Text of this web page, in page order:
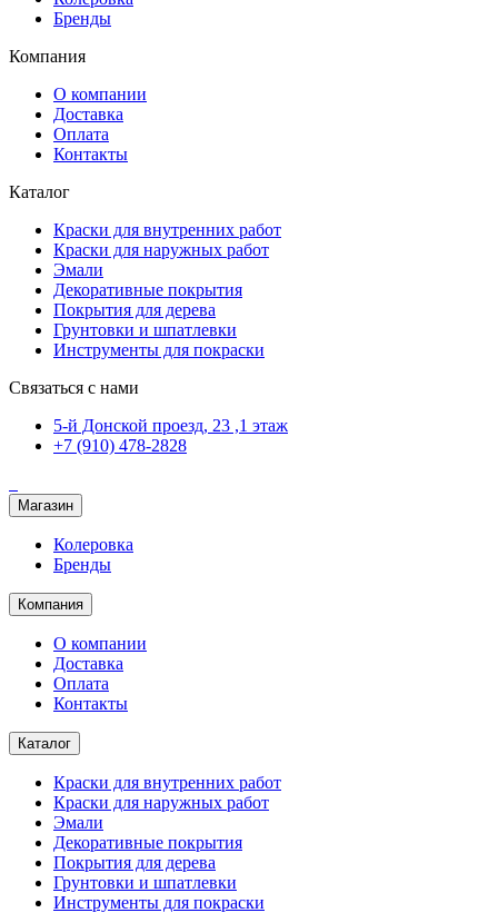
Бренды
Компания
О компании
Доставка
Оплата
Контакты
Каталог
Краски для внутренних работ
Краски для наружных работ
Эмали
Декоративные покрытия
Покрытия для дерева
Грунтовки и шпатлевки
Инструменты для покраски
Связаться с нами
5-й Донской проезд, 23 ,1 этаж
+7 (910) 478-2828
Магазин
Колеровка
Бренды
Компания
О компании
Доставка
Оплата
Контакты
Каталог
Краски для внутренних работ
Краски для наружных работ
Эмали
Декоративные покрытия
Покрытия для дерева
Грунтовки и шпатлевки
Инструменты для покраски